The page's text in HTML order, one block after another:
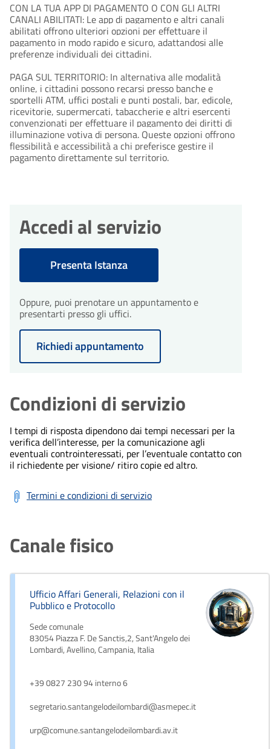
CON LA TUA APP DI PAGAMENTO O CON GLI ALTRI
CANALI ABILITATI: Le app di pagamento e altri canali
abilitati offrono ulteriori opzioni per effettuare il
pagamento in modo rapido e sicuro, adattandosi alle
preferenze individuali dei cittadini.
PAGA SUL TERRITORIO: In alternativa alle modalità
online, i cittadini possono recarsi presso banche e
sportelli ATM, uffici postali e punti postali, bar, edicole,
ricevitorie, supermercati, tabaccherie e altri esercenti
convenzionati per effettuare il pagamento dei diritti di
illuminazione votiva di persona. Queste opzioni offrono
flessibilità e accessibilità a chi preferisce gestire il
pagamento direttamente sul territorio.
Accedi al servizio
Presenta Istanza
Oppure, puoi prenotare un appuntamento e
presentarti presso gli uffici.
Richiedi appuntamento
Condizioni di servizio
I tempi di risposta dipendono dai tempi necessari per la
verifica dell’interesse, per la comunicazione agli
eventuali controinteressati, per l’eventuale contatto con
il richiedente per visione/ ritiro copie ed altro.
Termini e condizioni di servizio
Canale fisico
Ufficio Affari Generali, Relazioni con il
Pubblico e Protocollo
Sede comunale
83054 Piazza F. De Sanctis,2, Sant'Angelo dei
Lombardi, Avellino, Campania, Italia
+39 0827 230 94 interno 6
segretario.santangelodeilombardi@asmepec.it
urp@comune.santangelodeilombardi.av.it